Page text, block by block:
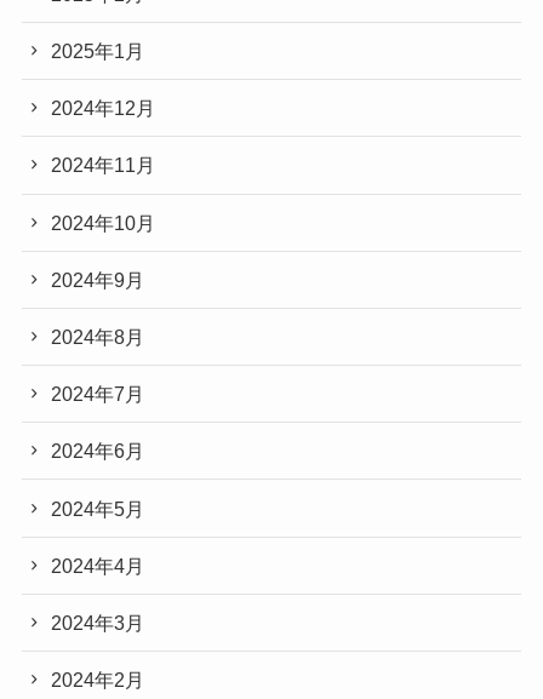
2025年1月
2024年12月
2024年11月
2024年10月
2024年9月
2024年8月
2024年7月
2024年6月
2024年5月
2024年4月
2024年3月
2024年2月